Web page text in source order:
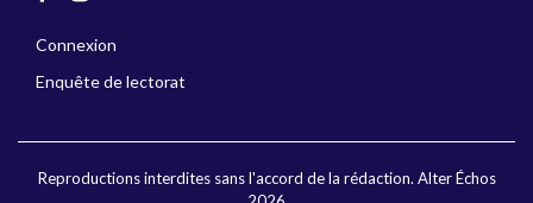
Connexion
Enquête de lectorat
Reproductions interdites sans l'accord de la rédaction. Alter Échos